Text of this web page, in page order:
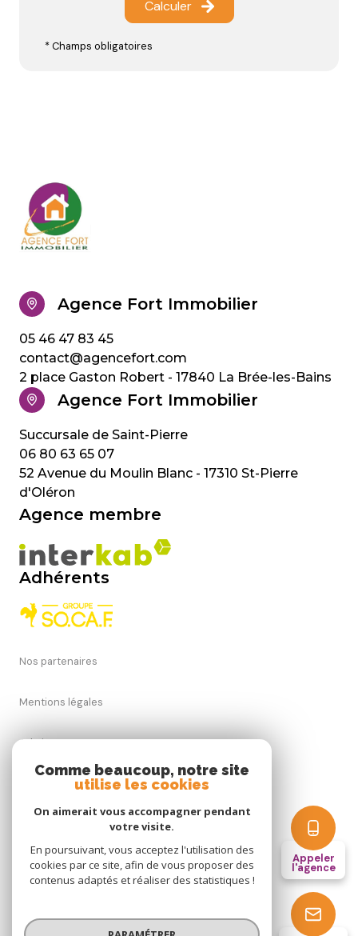
Appeler
l'agence
Calculer
* Champs obligatoires
Agence Fort Immobilier
05 46 47 83 45
contact@agencefort.com
2 place Gaston Robert - 17840 La Brée-les-Bains
Agence Fort Immobilier
06 80 63 65 07
52 Avenue du Moulin Blanc - 17310 St-Pierre
d'Oléron
Agence membre
Adhérents
Nos partenaires
Mentions légales
Admin
Nos honoraires
Cookies
© 2026 | Tous droits réservés
Comme beaucoup, notre site
utilise les cookies
On aimerait vous accompagner pendant
votre visite.
En poursuivant, vous acceptez l'utilisation des
cookies par ce site, afin de vous proposer des
contenus adaptés et réaliser des statistiques !